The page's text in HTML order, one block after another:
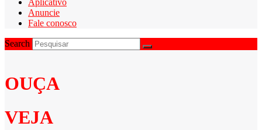
Anuncie
Fale conosco
Search
OUÇA
VEJA